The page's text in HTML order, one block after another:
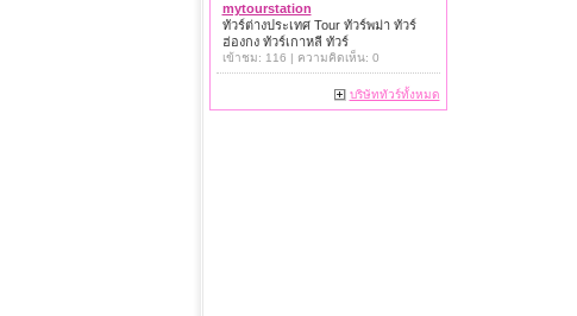
mytourstation
ทัวร์ต่างประเทศ Tour ทัวร์พม่า ทัวร์
ฮ่องกง ทัวร์เกาหลี ทัวร์
เข้าชม: 116 | ความคิดเห็น: 0
บริษัททัวร์ทั้งหมด